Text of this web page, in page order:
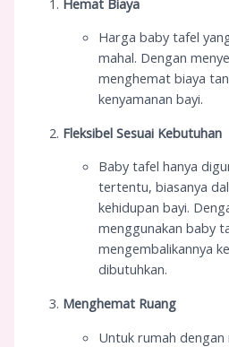
Harga baby tafel
mahal. Dengan
menghemat biaya
kenyamanan bayi.
Fleksibel Sesuai Kebutuhan
Baby tafel hanya
tertentu, biasanya
kehidupan bayi.
menggunakan baby
mengembalikannya
dibutuhkan.
Menghemat Ruang
Untuk rumah